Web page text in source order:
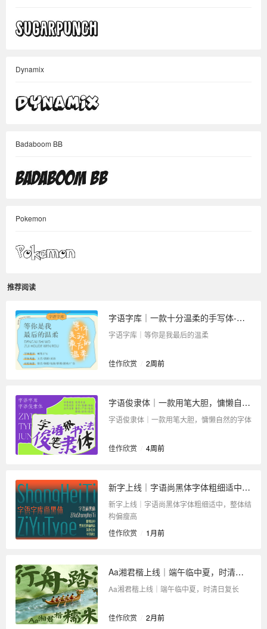
Dynamix
Badaboom BB
Pokemon
推荐阅读
字语字库｜一款十分温柔的手写体-等你是我最后的温柔
字语字库｜等你是我最后的温柔
佳作欣赏 2周前
字语俊隶体｜一款用笔大胆，慵懒自然的字体
字语俊隶体｜一款用笔大胆，慵懒自然的字体
佳作欣赏 4周前
新字上线｜字语尚黑体字体粗细适中，整体结构偏瘦高
新字上线｜字语尚黑体字体粗细适中，整体结
构偏瘦高
佳作欣赏
1月前
Aa湘君楷上线｜端午临中夏，时清日复长
Aa湘君楷上线｜端午临中夏，时清日复长
佳作欣赏 2月前